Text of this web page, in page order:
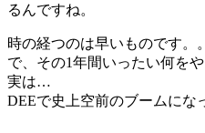
るんですね。
時の経つのは早いものです。。
で、その1年間いったい何を
実は…
DEEで史上空前のブームにな